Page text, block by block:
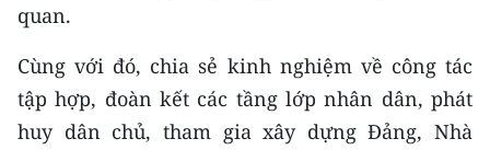
Đồng bằng sông Hồng
Bắc Trung Bộ
quan.
Cùng với đó, chia sẻ kinh nghiệm về công tác
tập hợp, đoàn kết các tầng lớp nhân dân, phát
huy dân chủ, tham gia xây dựng Đảng, Nhà